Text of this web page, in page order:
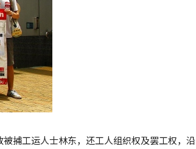
捕工运人士林东，还工人组织权及罢工权，沿